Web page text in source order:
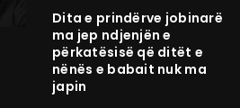
Dita e prindërve jobinarë
ma jep ndjenjën e
përkatësisë që ditët e
nënës e babait nuk ma
japin